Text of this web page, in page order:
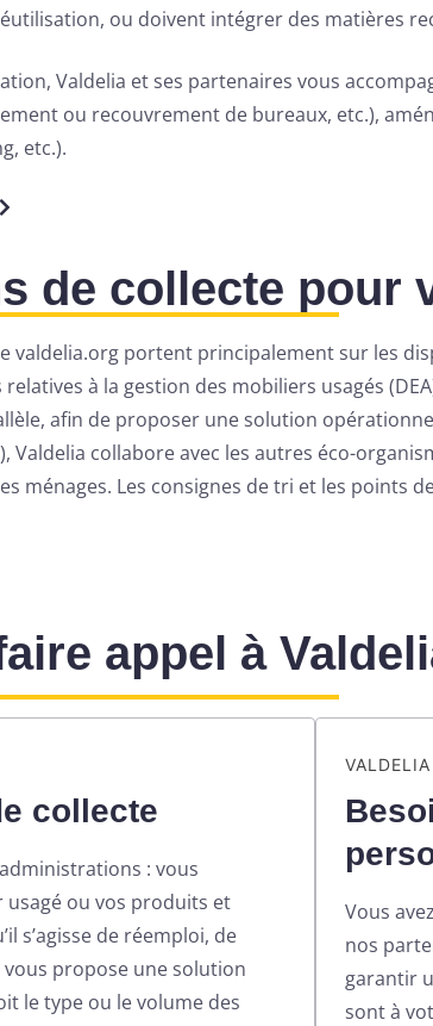
ou doivent intégrer des matières
Valdelia et ses partenaires vous
ou recouvrement de bureaux, etc.),
etc.).
de collecte pour
valdelia.org portent principalement sur les
à la gestion des mobiliers usagés
afin de proposer une solution
Valdelia collabore avec les autres éco-
ménages. Les consignes de tri et les points
appel à
collecte
: vous
ou vos produits et
s’agisse de réemploi, de
propose une solution
le type ou le volume des
Vous
nos
garantir
sont à